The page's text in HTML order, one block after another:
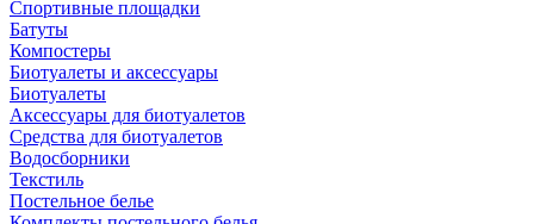
Спортивные площадки
Батуты
Компостеры
Биотуалеты и аксессуары
Биотуалеты
Аксессуары для биотуалетов
Средства для биотуалетов
Водосборники
Текстиль
Постельное белье